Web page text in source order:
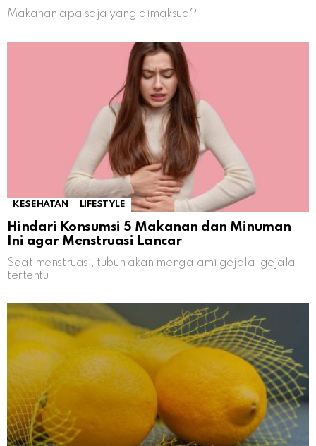
Makanan apa saja yang dimaksud?
KESEHATAN LIFESTYLE
Hindari Konsumsi 5 Makanan dan Minuman
Ini agar Menstruasi Lancar
Saat menstruasi, tubuh akan mengalami gejala-gejala
tertentu